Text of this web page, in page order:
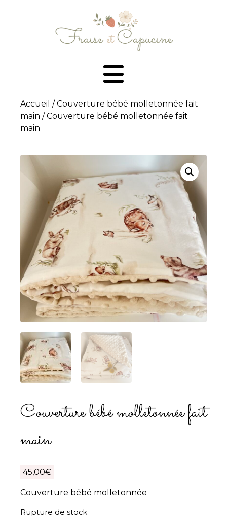
Accueil /Couverture bébé molletonnée fait
main / Couverture bébé molletonnée fait
main
Couverture bébé molletonnée fait
main
45,00€
Couverture bébé molletonnée
Rupture de stock